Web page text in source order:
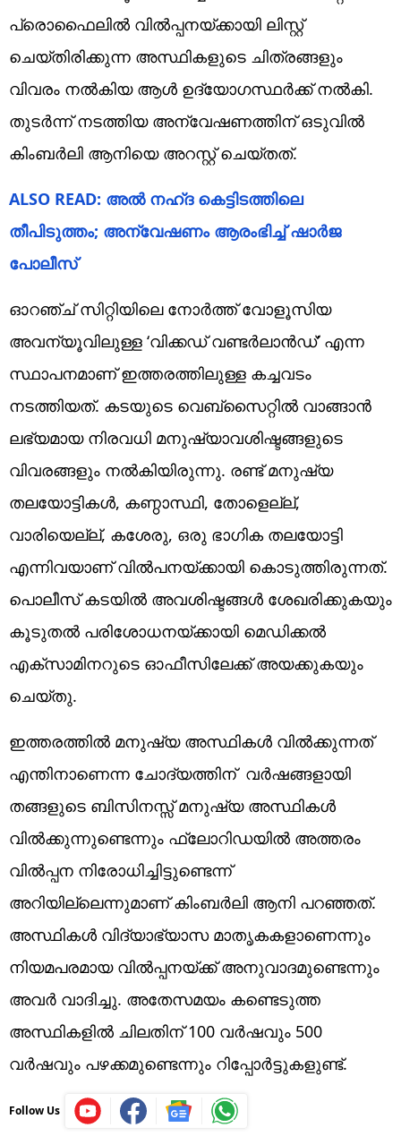
പ്രൊഫൈലിൽ വിൽപ്പനയ്ക്കായി ലിസ്റ്റ്
ചെയ്തിരിക്കുന്ന അസ്ഥികളുടെ ചിത്രങ്ങളും
വിവരം നൽകിയ ആൾ ഉദ്യോഗസ്ഥർക്ക് നൽകി.
തുടർന്ന് നടത്തിയ അന്വേഷണത്തിന് ഒടുവിൽ
കിംബർലി ആനിയെ അറസ്റ്റ് ചെയ്തത്.
ALSO READ: അൽ നഹ്ദ കെട്ടിടത്തിലെ
തീപിടുത്തം; അന്വേഷണം ആരംഭിച്ച് ഷാർജ
പോലീസ്
ഓറഞ്ച് സിറ്റിയിലെ നോർത്ത് വോളൂസിയ
അവന്യൂവിലുള്ള ‘വിക്കഡ് വണ്ടർലാൻഡ്’ എന്ന
സ്ഥാപനമാണ് ഇത്തരത്തിലുള്ള കച്ചവടം
നടത്തിയത്. കടയുടെ വെബ്‌സൈറ്റിൽ വാങ്ങാൻ
ലഭ്യമായ നിരവധി മനുഷ്യാവശിഷ്ടങ്ങളുടെ
വിവരങ്ങളും നൽകിയിരുന്നു. രണ്ട് മനുഷ്യ
തലയോട്ടികൾ, കണ്ഠാസ്ഥി, തോളെല്ല്,
വാരിയെല്ല്, കശേരു, ഒരു ഭാഗിക തലയോട്ടി
എന്നിവയാണ് വിൽപനയ്ക്കായി കൊടുത്തിരുന്നത്.
പൊലീസ് കടയിൽ അവശിഷ്ടങ്ങൾ ശേഖരിക്കുകയും
കൂടുതൽ പരിശോധനയ്ക്കായി മെഡിക്കൽ
എക്സാമിനറുടെ ഓഫീസിലേക്ക് അയക്കുകയും
ചെയ്തു.
ഇത്തരത്തിൽ മനുഷ്യ അസ്ഥികൾ വിൽക്കുന്നത്
എന്തിനാണെന്ന ചോദ്യത്തിന് വർഷങ്ങളായി
തങ്ങളുടെ ബിസിനസ്സ് മനുഷ്യ അസ്ഥികൾ
വിൽക്കുന്നുണ്ടെന്നും ഫ്ലോറിഡയിൽ അത്തരം
വിൽപ്പന നിരോധിച്ചിട്ടുണ്ടെന്ന്
അറിയില്ലെന്നുമാണ് കിംബർലി ആനി പറഞ്ഞത്.
അസ്ഥികൾ വിദ്യാഭ്യാസ മാതൃകകളാണെന്നും
നിയമപരമായ വിൽപ്പനയ്ക്ക് അനുവാദമുണ്ടെന്നും
അവർ വാദിച്ചു. അതേസമയം കണ്ടെടുത്ത
അസ്ഥികളിൽ ചിലതിന് 100 വർഷവും 500
വർഷവും പഴക്കമുണ്ടെന്നും റിപ്പോർട്ടുകളുണ്ട്.
Follow Us